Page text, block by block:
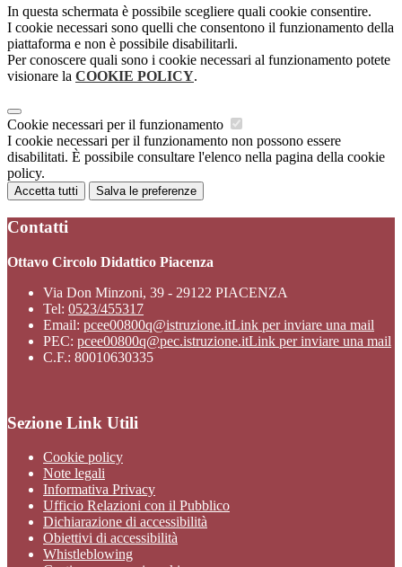
In questa schermata è possibile scegliere quali cookie consentire.
I cookie necessari sono quelli che consentono il funzionamento della
piattaforma e non è possibile disabilitarli.
Per conoscere quali sono i cookie necessari al funzionamento potete
visionare la COOKIE POLICY.
Cookie necessari per il funzionamento
I cookie necessari per il funzionamento non possono essere
disabilitati. È possibile consultare l'elenco nella pagina della cookie
policy.
Accetta tutti Salva le preferenze
Contatti
Ottavo Circolo Didattico Piacenza
Via Don Minzoni, 39 - 29122 PIACENZA
Tel: 0523/455317
Email: pcee00800q@istruzione.itLink per inviare una mail
PEC: pcee00800q@pec.istruzione.itLink per inviare una mail
C.F.: 80010630335
Sezione Link Utili
Cookie policy
Note legali
Informativa Privacy
Ufficio Relazioni con il Pubblico
Dichiarazione di accessibilità
Obiettivi di accessibilità
Whistleblowing